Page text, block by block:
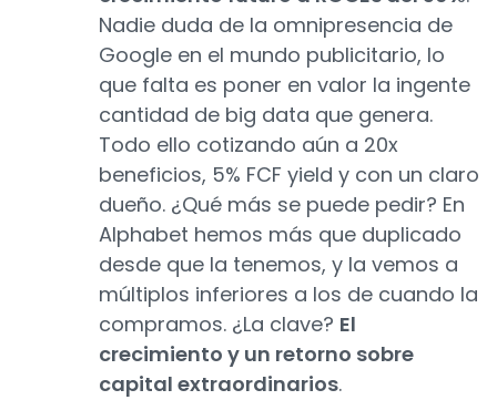
Nadie duda de la omnipresencia de
Google en el mundo publicitario, lo
que falta es poner en valor la ingente
cantidad de big data que genera.
Todo ello cotizando aún a 20x
beneficios, 5% FCF yield y con un claro
dueño. ¿Qué más se puede pedir? En
Alphabet hemos más que duplicado
desde que la tenemos, y la vemos a
múltiplos inferiores a los de cuando la
compramos. ¿La clave? El
crecimiento y un retorno sobre
capital extraordinarios.